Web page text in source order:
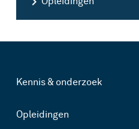
Kennis & onderzoek
Opleidingen